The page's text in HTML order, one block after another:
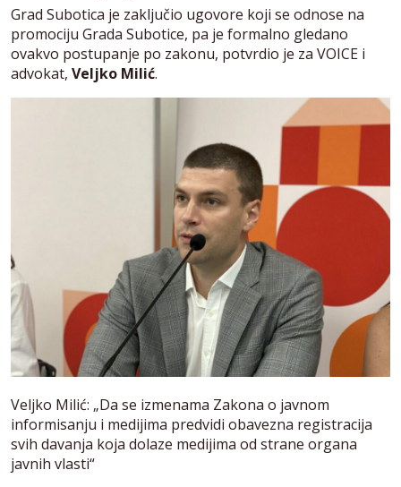
Grad Subotica je zaključio ugovore koji se odnose na
promociju Grada Subotice, pa je formalno gledano
ovakvo postupanje po zakonu, potvrdio je za VOICE i
advokat, Veljko Milić.
Veljko Milić: „Da se izmenama Zakona o javnom
informisanju i medijima predvidi obavezna registracija
svih davanja koja dolaze medijima od strane organa
javnih vlasti“